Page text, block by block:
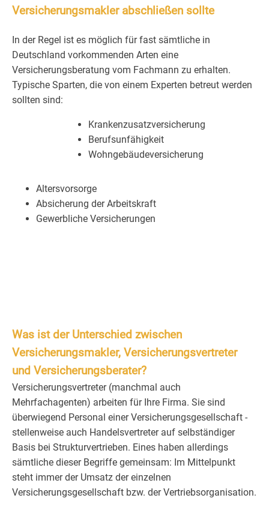
Versicherungsmakler abschließen sollte
In der Regel ist es möglich für fast sämtliche in
Deutschland vorkommenden Arten eine
Versicherungsberatung vom Fachmann zu erhalten.
Typische Sparten, die von einem Experten betreut werden
sollten sind:
Krankenzusatzversicherung
Berufsunfähigkeit
Wohngebäudeversicherung
Altersvorsorge
Absicherung der Arbeitskraft
Gewerbliche Versicherungen
Was ist der Unterschied zwischen
Versicherungsmakler, Versicherungsvertreter
und Versicherungsberater?
Versicherungsvertreter (manchmal auch
Mehrfachagenten) arbeiten für Ihre Firma. Sie sind
überwiegend Personal einer Versicherungsgesellschaft -
stellenweise auch Handelsvertreter auf selbständiger
Basis bei Strukturvertrieben. Eines haben allerdings
sämtliche dieser Begriffe gemeinsam: Im Mittelpunkt
steht immer der Umsatz der einzelnen
Versicherungsgesellschaft bzw. der Vertriebsorganisation.